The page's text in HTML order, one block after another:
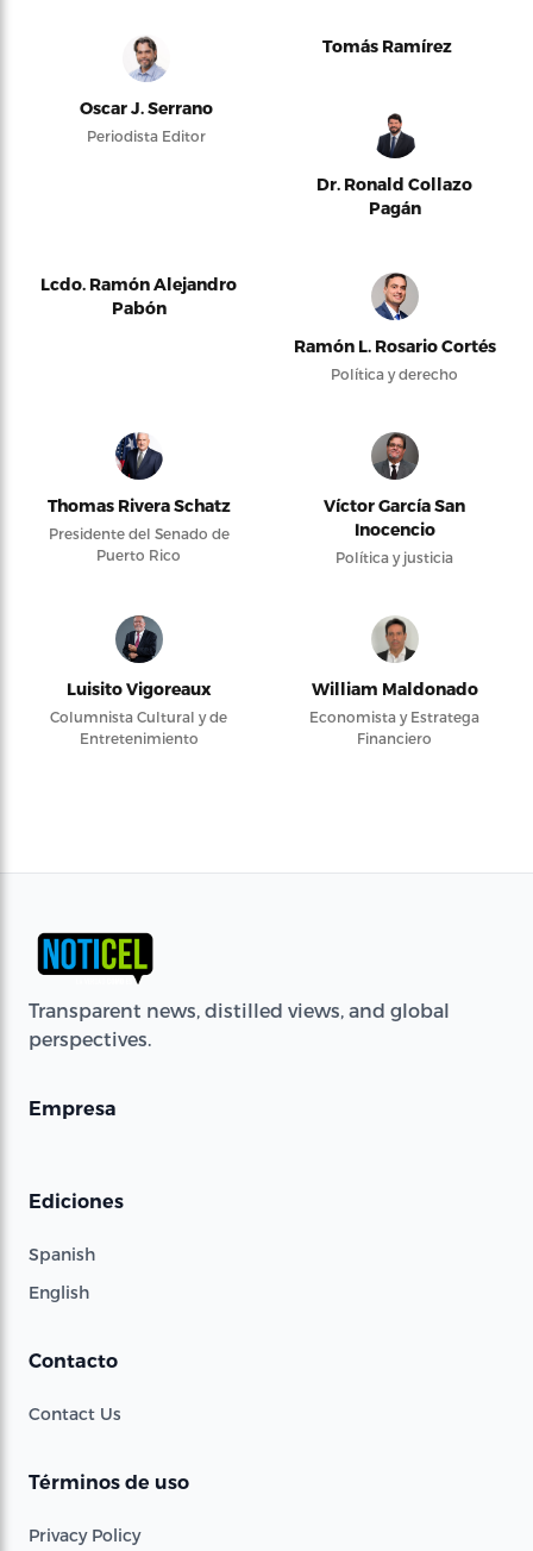
Oscar J. Serrano
Periodista Editor
Tomás Ramírez
Dr. Ronald Collazo
Pagán
Lcdo. Ramón Alejandro
Pabón
Ramón L. Rosario Cortés
Política y derecho
Thomas Rivera Schatz
Presidente del Senado de
Puerto Rico
Víctor García San
Inocencio
Política y justicia
Luisito Vigoreaux
Columnista Cultural y de
Entretenimiento
William Maldonado
Economista y Estratega
Financiero
Transparent news, distilled views, and global
perspectives.
Empresa
Ediciones
Spanish
English
Contacto
Contact Us
Términos de uso
Privacy Policy